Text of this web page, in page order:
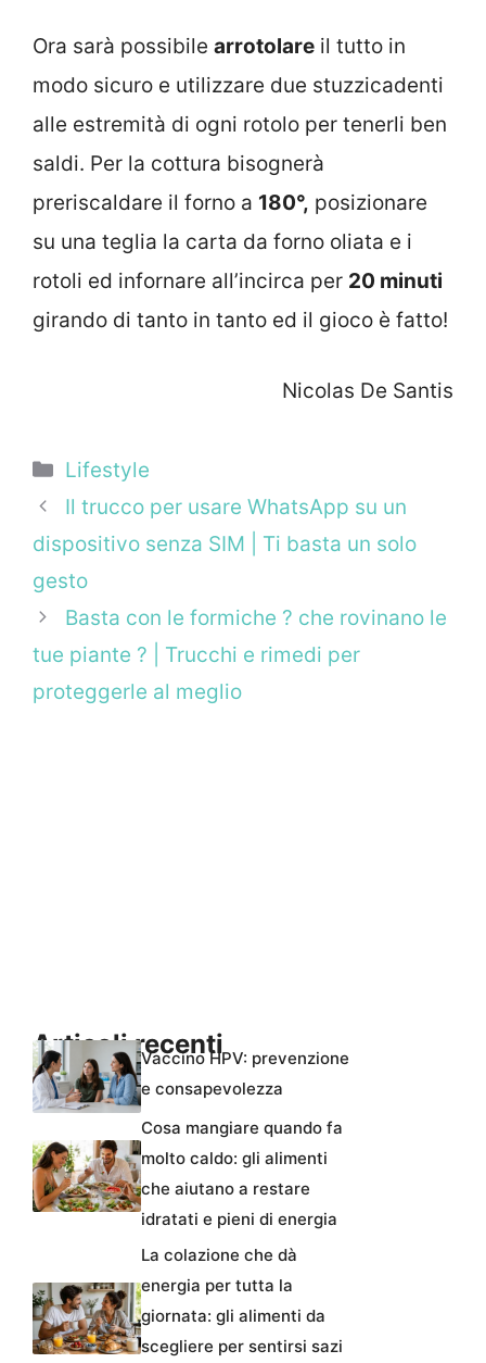
Ora sarà possibile arrotolare il tutto in
modo sicuro e utilizzare due stuzzicadenti
alle estremità di ogni rotolo per tenerli ben
saldi. Per la cottura bisognerà
preriscaldare il forno a 180°, posizionare
su una teglia la carta da forno oliata e i
rotoli ed infornare all’incirca per 20 minuti
girando di tanto in tanto ed il gioco è fatto!
Nicolas De Santis
Categorie
Lifestyle
Il trucco per usare WhatsApp su un
dispositivo senza SIM | Ti basta un solo
gesto
Basta con le formiche ? che rovinano le
tue piante ? | Trucchi e rimedi per
proteggerle al meglio
Articoli recentiVaccino HPV: prevenzione
e consapevolezza
Cosa mangiare quando fa
molto caldo: gli alimenti
che aiutano a restare
idratati e pieni di energia
La colazione che dà
energia per tutta la
giornata: gli alimenti da
scegliere per sentirsi sazi